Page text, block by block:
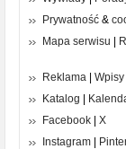
Prywatność &
Mapa serwisu
Reklama
Katalog
Facebook
X
Instagram